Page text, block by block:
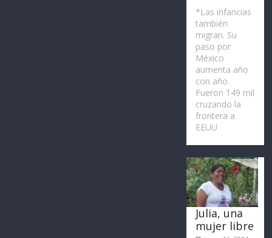
*Las infancias
también
migran. Su
paso por
México
aumenta año
con año.
Fueron 149 mil
cruzando la
frontera a
EEUU
Julia, una
mujer libre